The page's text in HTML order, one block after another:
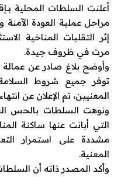
أعلنت السلطات المحلية بـ
مراحل عملية العودة الآمنة
إثر التقلبات المناخية
مرت في ظروف جيدة.
وأوضح بلاغ صادر عن عمالة
توفر جميع شروط السلامة
المعنيين، تم الإعلان عن
ونوهت السلطات بالحس
التي أبانت عنها ساكنة
مشددة على استمرار
المعنية.
وأكد المصدر ذاته أن